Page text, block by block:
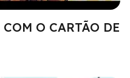
O CARTÃO DE